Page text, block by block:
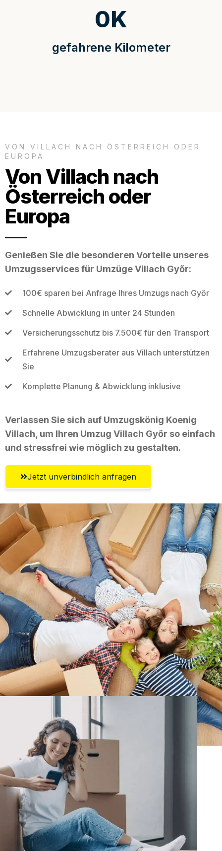
gefahrene Kilometer
0K
VON VILLACH NACH ÖSTERREICH ODER
EUROPA
Von Villach nach
Österreich oder
Europa
Genießen Sie die besonderen Vorteile unseres
Umzugsservices für Umzüge Villach Győr:
100€ sparen bei Anfrage Ihres Umzugs nach Győr
Schnelle Abwicklung in unter 24 Stunden
Versicherungsschutz bis 7.500€ für den Transport
Erfahrene Umzugsberater aus Villach unterstützen
Sie
Komplette Planung & Abwicklung inklusive
Verlassen Sie sich auf Umzugskönig Koenig
Villach, um Ihren Umzug Villach Győr so einfach
und stressfrei wie möglich zu gestalten.
Jetzt unverbindlich anfragen